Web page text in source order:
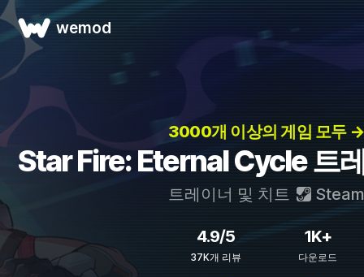
wemod
3000개 이상의 게임 모두 →
Star Fire: Eternal Cycle 트
트레이너 및 치트 Steam
4.9/5
37K개 리뷰
1K+
다운로드